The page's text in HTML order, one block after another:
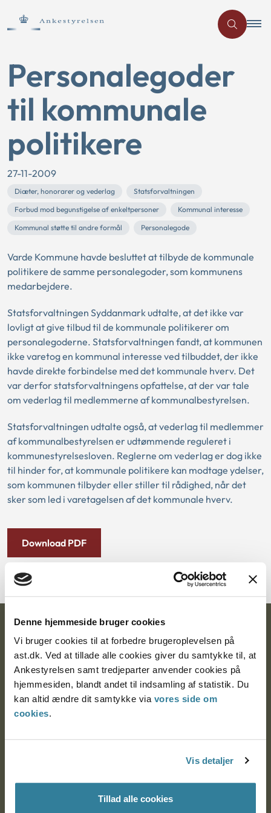
Denne hjemmeside bruger cookies
Vi bruger cookies til at forbedre brugeroplevelsen på
ast.dk. Ved at tillade alle cookies giver du samtykke til, at
Ankestyrelsen samt tredjeparter anvender cookies på
hjemmesiden, blandt andet til indsamling af statistik. Du
kan altid ændre dit samtykke via vores side om
cookies.
Vis detaljer
Tillad alle cookies
Personalegoder
til kommunale
politikere
27-11-2009
Diæter, honorarer og vederlag
Statsforvaltningen
Forbud mod begunstigelse af enkeltpersoner
Kommunal interesse
Kommunal støtte til andre formål
Personalegode
Varde Kommune havde besluttet at tilbyde de kommunale
politikere de samme personalegoder, som kommunens
medarbejdere.
Statsforvaltningen Syddanmark udtalte, at det ikke var
lovligt at give tilbud til de kommunale politikerer om
personalegoderne. Statsforvaltningen fandt, at kommunen
ikke varetog en kommunal interesse ved tilbuddet, der ikke
havde direkte forbindelse med det kommunale hverv. Det
var derfor statsforvaltningens opfattelse, at der var tale
om vederlag til medlemmerne af kommunalbestyrelsen.
Statsforvaltningen udtalte også, at vederlag til medlemmer
af kommunalbestyrelsen er udtømmende reguleret i
kommunestyrelsesloven. Reglerne om vederlag er dog ikke
til hinder for, at kommunale politikere kan modtage ydelser,
som kommunen tilbyder eller stiller til rådighed, når det
sker som led i varetagelsen af det kommunale hverv.
Download PDF
Ankestyrelsen
Postadresse:
Nytorv 7, 2. sal
9000 Aalborg
Ankestyrelsen Aalborg